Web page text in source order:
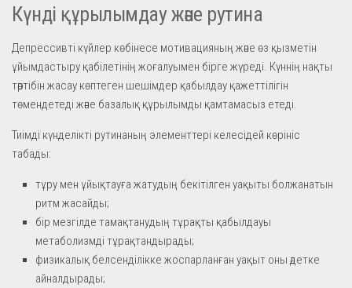
Күнді құрылымдау және рутина
Депрессивті күйлер көбінесе мотивацияның және өз қызметін
ұйымдастыру қабілетінің жоғалуымен бірге жүреді. Күннің нақты
тәртібін жасау көптеген шешімдер қабылдау қажеттілігін
төмендетеді және базалық құрылымды қамтамасыз етеді.
Тиімді күнделікті рутинаның элементтері келесідей көрініс
табады:
тұру мен ұйықтауға жатудың бекітілген уақыты болжанатын
ритм жасайды;
бір мезгілде тамақтанудың тұрақты қабылдауы
метаболизмді тұрақтандырады;
физикалық белсенділікке жоспарланған уақыт оны әдетке
айналдырады;